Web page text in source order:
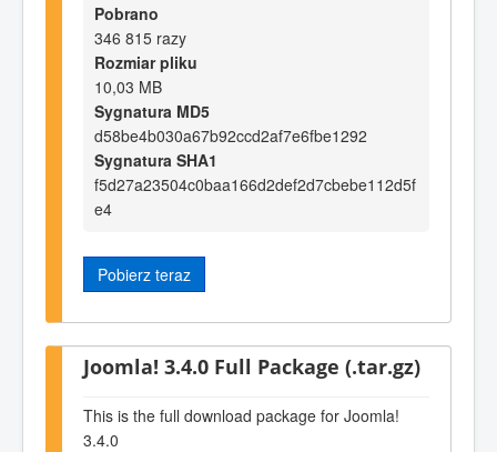
Pobrano
346 815 razy
Rozmiar pliku
10,03 MB
Sygnatura MD5
d58be4b030a67b92ccd2af7e6fbe1292
Sygnatura SHA1
f5d27a23504c0baa166d2def2d7cbebe112d5f
e4
Pobierz teraz
Joomla! 3.4.0 Full Package (.tar.gz)
This is the full download package for Joomla!
3.4.0